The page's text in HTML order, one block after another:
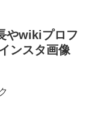
やwikiプロフ
ンスタ画像